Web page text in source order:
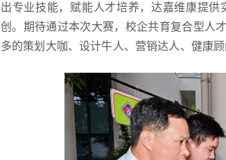
出专业技能，赋能人才培养，达嘉维康提
创。期待通过本次大赛，校企共育复合型人
多的策划大咖、设计牛人、营销达人、健康顾